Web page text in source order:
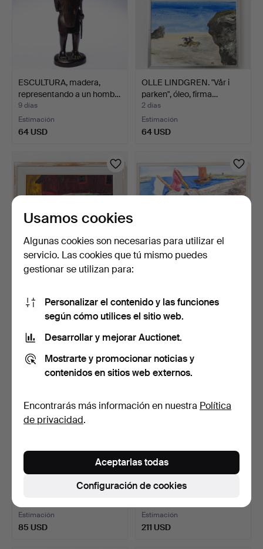
ESCULTURA, madera,
representando a un homb…
9 días
Estimación
64 USD
OLLE LINDGREN. "Vår i
parken", óleo, firma…
2 días
Estimación
64 USD
2 días
Estimación
3 días
Estimación
OLLE LINGDREN, Óleo,
Estimación
85 USD
GUNNAR BRUSEWITZ.
Ilustraciones enmarcadas…
Estimación
211 USD
Usamos cookies
Algunas cookies son necesarias para utilizar el
servicio. Las cookies que tú mismo puedes
gestionar se utilizan para:
Personalizar el contenido y las funciones
según cómo utilices el sitio web.
Desarrollar y mejorar Auctionet.
Mostrarte y promocionar noticias y
contenidos en sitios web externos.
Encontrarás más información en nuestra Política
de privacidad.
Configuración de cookies
Aceptarlas todas